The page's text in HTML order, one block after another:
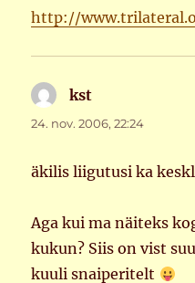
http://
kst
24. nov. 2006, 22:24
äkilis liigutusi ka
Aga kui ma näiteks
kukun? Siis on vist
kuuli snaiperitelt